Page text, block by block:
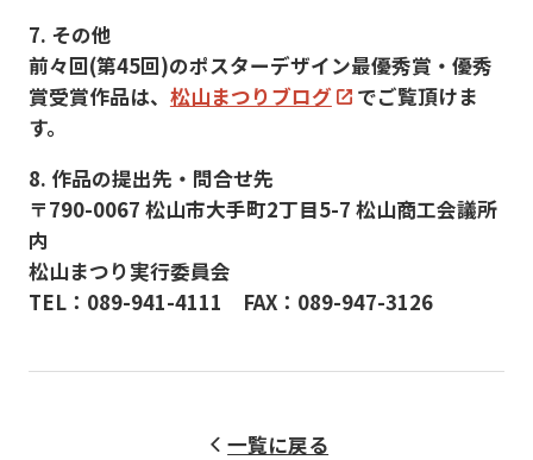
7. その他
前々回(第45回)のポスターデザイン最優秀賞・優秀
賞受賞作品は、 松山まつりブログ
でご覧頂けま
す。
8. 作品の提出先・問合せ先
〒790-0067 松山市大手町2丁目5-7 松山商工会議所
内
松山まつり実行委員会
TEL：089-941-4111 FAX：089-947-3126
一覧に戻る